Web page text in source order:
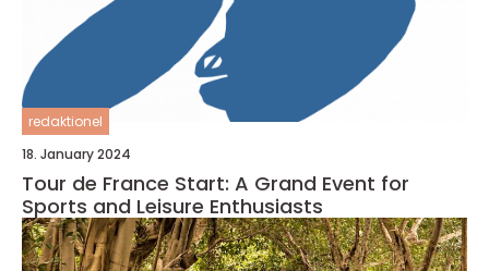
redaktionel
18. January 2024
Tour de France Start: A Grand Event for
Sports and Leisure Enthusiasts